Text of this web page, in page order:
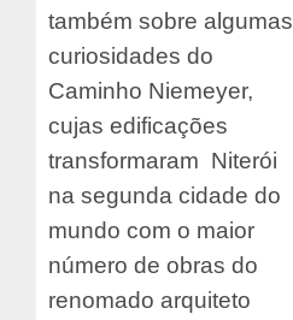
também sobre algumas
curiosidades do
Caminho Niemeyer,
cujas edificações
transformaram Niterói
na segunda cidade do
mundo com o maior
número de obras do
renomado arquiteto